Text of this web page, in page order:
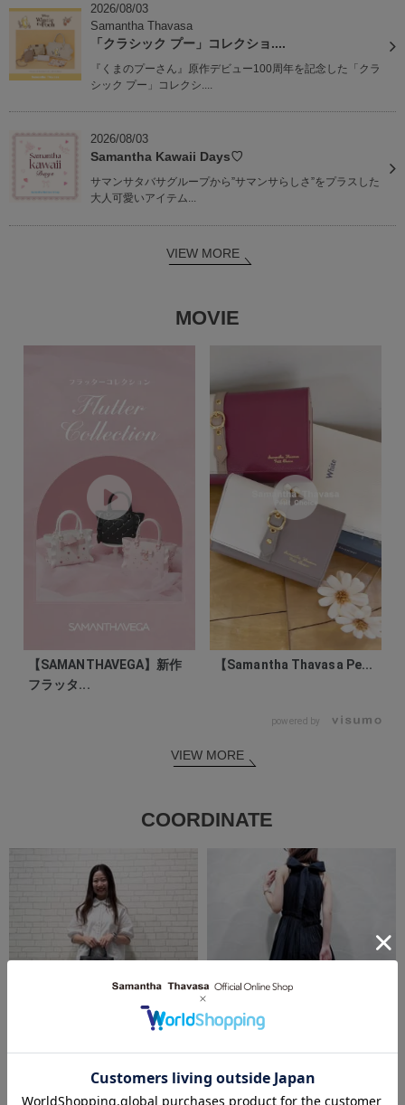
2026/08/03
Samantha Thavasa
「クラシック プー」コレクショ....
『くまのプーさん』原作デビュー100周年を記念した「クラ
シック プー」コレクシ....
2026/08/03
Samantha Kawaii Days♡
サマンサタバサグループから”サマンサらしさ”をプラスした
大人可愛いアイテム...
VIEW MORE
MOVIE
【SAMANTHAVEGA】新作
フラッタ...
【Samantha Thavasa Pe...
powered by
VIEW MORE
COORDINATE